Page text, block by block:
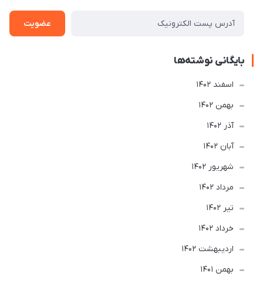
عضویت
بایگانی نوشته‌ها
اسفند 1402
بهمن 1402
آذر 1402
آبان 1402
شهریور 1402
مرداد 1402
تير 1402
خرداد 1402
ارديبهشت 1402
بهمن 1401